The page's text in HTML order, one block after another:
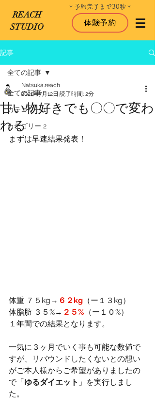
REACH
STUDIO
体験予約
＊​予約完了まで30秒＊
記事
全ての記事
カテゴリー 1
カテゴリー 2
全ての記事
甘い物好きでも〇〇で変わ
れる
Natsuka.reach
2021年7月12日 読了時間: 2分
まずは早速結果発表！
体重 ７５kg→ ６２kg （ー１３kg）
体脂肪 ３５%→ ２５% （ー１０%）
１年間での結果となります。
一気に３ヶ月でいく事も可能な数値で
すが、リバウンドしたくないとの想い
がご本人様からご希望がありましたの
で「ゆるダイエット 」を実行しまし
た。